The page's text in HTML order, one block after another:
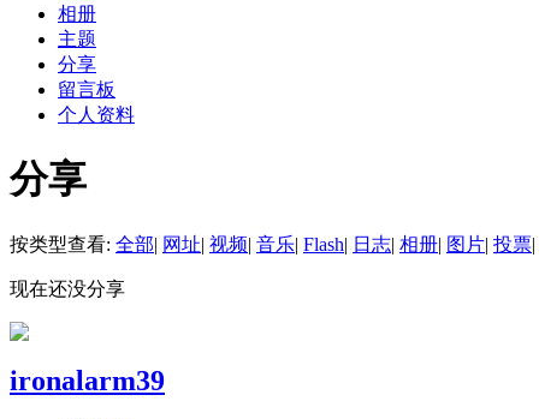
相册
主题
分享
留言板
个人资料
分享
按类型查看: 全部| 网址| 视频| 音乐| Flash| 日志| 相册| 图片| 投票|
现在还没分享
ironalarm39